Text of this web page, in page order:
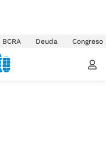
BCRA Deuda Congreso